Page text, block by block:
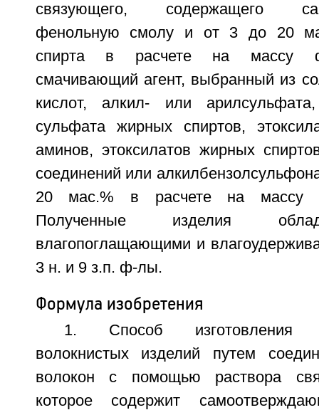
связующего, содержащего
фенольную смолу и от 3 до 20
спирта в расчете на массу
смачивающий агент, выбранный из
кислот, алкил- или
сульфата жирных спиртов,
аминов, этоксилатов жирных
соединений или
20 мас.% в расчете на массу
Полученные изделия
влагопоглащающими и
3 н. и 9 з.п. ф-лы.
Формула изобретения
1. Способ изготовления
волокнистых изделий путем
волокон с помощью раствора
которое содержит